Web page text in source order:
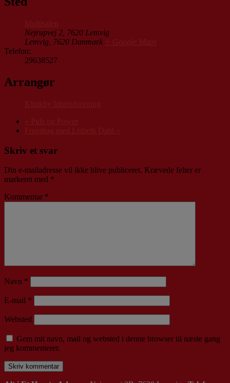
Nejrupvej 2, 7620 Lemvig
Lemvig 7620 Danmark
Telefon:
29638527
Arrangør
Skriv et svar
Din e-mailadresse vil ikke blive publiceret. Krævede felter er
markeret med *
Kommentar *
Navn *
E-mail *
Websted
Gem mit navn, mail og websted i denne browser til næste gang
jeg kommenterer.